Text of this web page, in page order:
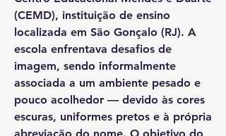
(CEMD), instituição de ensino
localizada em São Gonçalo (RJ). A
escola enfrentava desafios de
imagem, sendo informalmente
associada a um ambiente pesado e
pouco acolhedor — devido às cores
escuras, uniformes pretos e à própria